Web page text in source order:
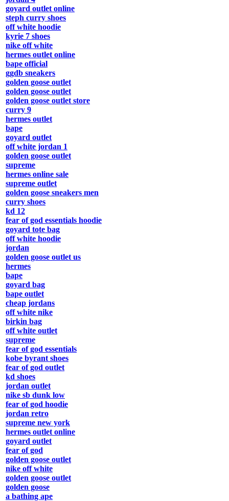
goyard outlet online
steph curry shoes
off white hoodie
kyrie 7 shoes
nike off white
hermes outlet online
bape official
ggdb sneakers
golden goose outlet
golden goose outlet
golden goose outlet store
curry 9
hermes outlet
bape
goyard outlet
off white jordan 1
golden goose outlet
supreme
hermes online sale
supreme outlet
golden goose sneakers men
curry shoes
kd 12
fear of god essentials hoodie
goyard tote bag
off white hoodie
jordan
golden goose outlet us
hermes
bape
goyard bag
bape outlet
cheap jordans
off white nike
birkin bag
off white outlet
supreme
fear of god essentials
kobe byrant shoes
fear of god outlet
kd shoes
jordan outlet
nike sb dunk low
fear of god hoodie
jordan retro
supreme new york
hermes outlet online
goyard outlet
fear of god
golden goose outlet
nike off white
golden goose outlet
golden goose
a bathing ape